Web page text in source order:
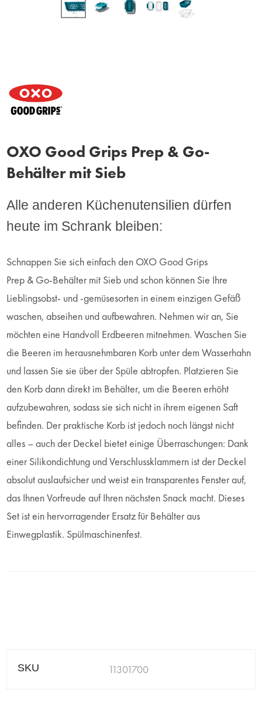
OXO Good Grips Prep & Go-
Behälter mit Sieb
Alle anderen Küchenutensilien dürfen
heute im Schrank bleiben:
Schnappen Sie sich einfach den OXO Good Grips
Prep & Go-Behälter mit Sieb und schon können Sie Ihre
Lieblingsobst- und -gemüsesorten in einem einzigen Gefäß
waschen, abseihen und aufbewahren. Nehmen wir an, Sie
möchten eine Handvoll Erdbeeren mitnehmen. Waschen Sie
die Beeren im herausnehmbaren Korb unter dem Wasserhahn
und lassen Sie sie über der Spüle abtropfen. Platzieren Sie
den Korb dann direkt im Behälter, um die Beeren erhöht
aufzubewahren, sodass sie sich nicht in ihrem eigenen Saft
befinden. Der praktische Korb ist jedoch noch längst nicht
alles – auch der Deckel bietet einige Überraschungen: Dank
einer Silikondichtung und Verschlussklammern ist der Deckel
absolut auslaufsicher und weist ein transparentes Fenster auf,
das Ihnen Vorfreude auf Ihren nächsten Snack macht. Dieses
Set ist ein hervorragender Ersatz für Behälter aus
Einwegplastik. Spülmaschinenfest.
SKU 11301700